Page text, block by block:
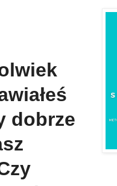
dobrze